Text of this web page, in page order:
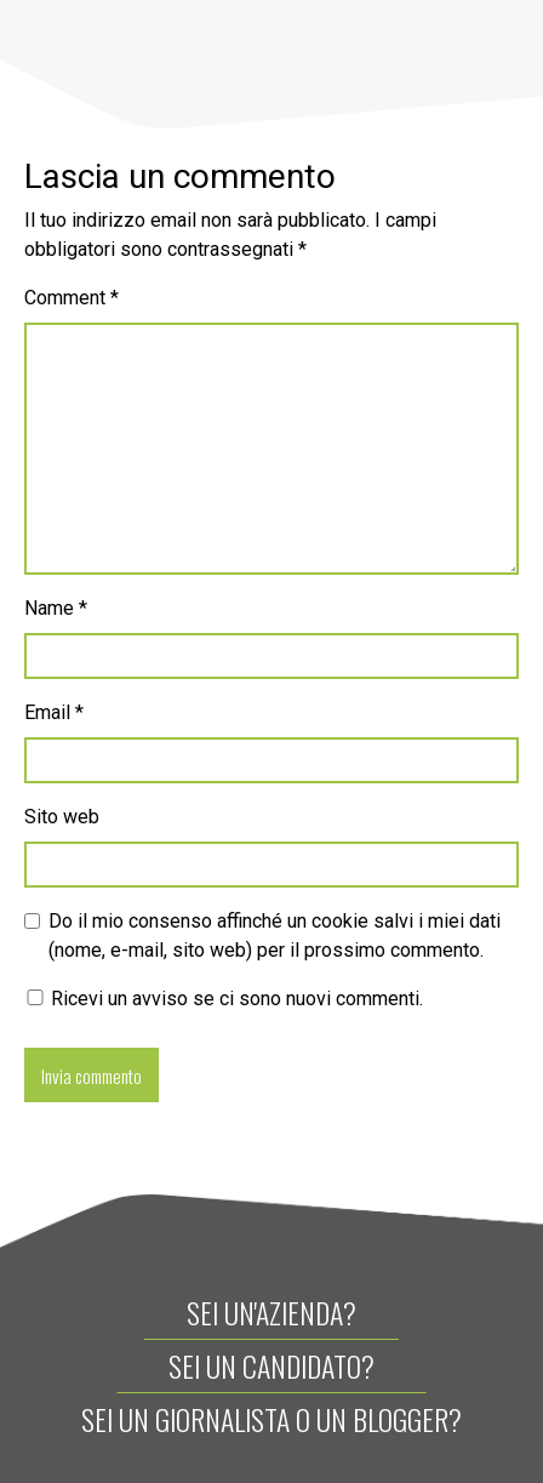
Lascia un commento
Il tuo indirizzo email non sarà pubblicato.
I campi
obbligatori sono contrassegnati *
Comment *
Name *
Email *
Sito web
Do il mio consenso affinché un cookie salvi i miei dati
(nome, e-mail, sito web) per il prossimo commento.
Ricevi un avviso se ci sono nuovi commenti.
SEI UN'AZIENDA?
SEI UN CANDIDATO?
SEI UN GIORNALISTA O UN BLOGGER?